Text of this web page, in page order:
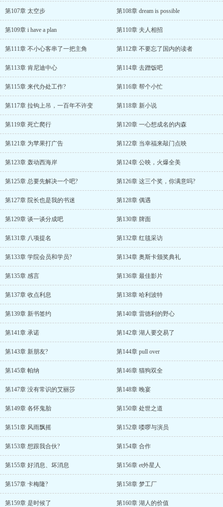
第107章 太空步 第108章 dream is possible
第109章 i have a plan 第110章 夫人相招
第111章 不小心客串了一把主角 第112章 不要忘了国内的读者
第113章 肯尼迪中心 第114章 去蹭饭吧
第115章 来代办处工作? 第116章 帮个小忙
第117章 拉钩上吊，一百年不许变 第118章 新小说
第119章 死亡爬行 第120章 一心想成名的内森
第121章 为苹果打广告 第122章 当幸福来敲门点映
第123章 轰动西海岸 第124章 公映，火爆全美
第125章 总要先解决一个吧? 第126章 这三个奖，你满意吗?
第127章 院长也是我的书迷 第128章 偶遇
第129章 谈一谈分成吧 第130章 牌面
第131章 八项提名 第132章 红毯采访
第133章 学院会员和学员? 第134章 奥斯卡颁奖典礼
第135章 感言 第136章 最佳影片
第137章 收点利息 第138章 哈利波特
第139章 新书签约 第140章 雷德利的野心
第141章 承诺 第142章 湖人要交易了
第143章 新朋友? 第144章 pull over
第145章 帕纳 第146章 猫狗双全
第147章 没有常识的艾丽莎 第148章 晚宴
第149章 各怀鬼胎 第150章 处世之道
第151章 风雨飘摇 第152章 喽啰与演员
第153章 想跟我合伙? 第154章 合作
第155章 好消息、坏消息 第156章 et外星人
第157章 卡梅隆? 第158章 梦工厂
第159章 是时候了 第160章 湖人的价值